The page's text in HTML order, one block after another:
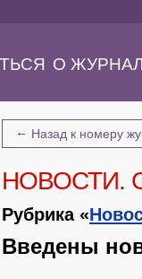
О
← Назад к номеру
НОВОСТИ.
Рубрика «
Введены